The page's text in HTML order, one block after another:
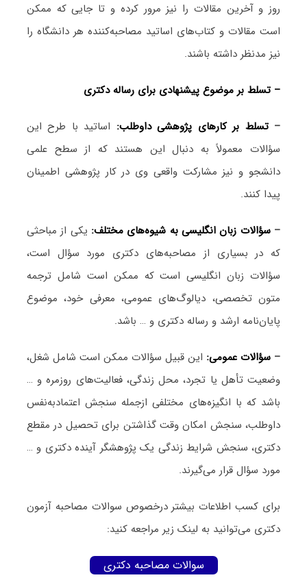
روز و آخرین مقالات را نیز مرور کرده و تا جایی که ممکن
است مقالات و کتاب‌های اساتید مصاحبه‌کننده هر دانشگاه را
نیز مدنظر داشته باشند.
– تسلط بر موضوع پیشنهادی برای رساله دکتری
–تسلط بر کارهای پژوهشی داوطلب: اساتید با طرح این
سؤالات معمولاً به دنبال این هستند که از سطح علمی
دانشجو و نیز مشارکت واقعی وی در کار پژوهشی اطمینان
پیدا کنند.
– سؤالات زبان انگلیسی به شیوه‌های مختلف: یکی از مباحثی
که در بسیاری از مصاحبه‌های دکتری مورد سؤال است،
سؤالات زبان انگلیسی است که ممکن است شامل ترجمه
متون تخصصی، دیالوگ‌های عمومی، معرفی خود، موضوع
پایان‌نامه ارشد و رساله دکتری و … باشد.
– سؤالات عمومی: این قبیل سؤالات ممکن است شامل شغل،
وضعیت تأهل یا تجرد، محل زندگی، فعالیت‌های روزمره و …
باشد که با انگیزه‌های مختلفی ازجمله سنجش اعتمادبه‌نفس
داوطلب، سنجش امکان وقت گذاشتن برای تحصیل در مقطع
دکتری، سنجش شرایط زندگی یک پژوهشگر آینده دکتری و …
مورد سؤال قرار می‌گیرند.
برای کسب اطلاعات بیشتر درخصوص سوالات مصاحبه آزمون
دکتری می‌توانید به لینک زیر مراجعه کنید:
سوالات مصاحبه دکتری